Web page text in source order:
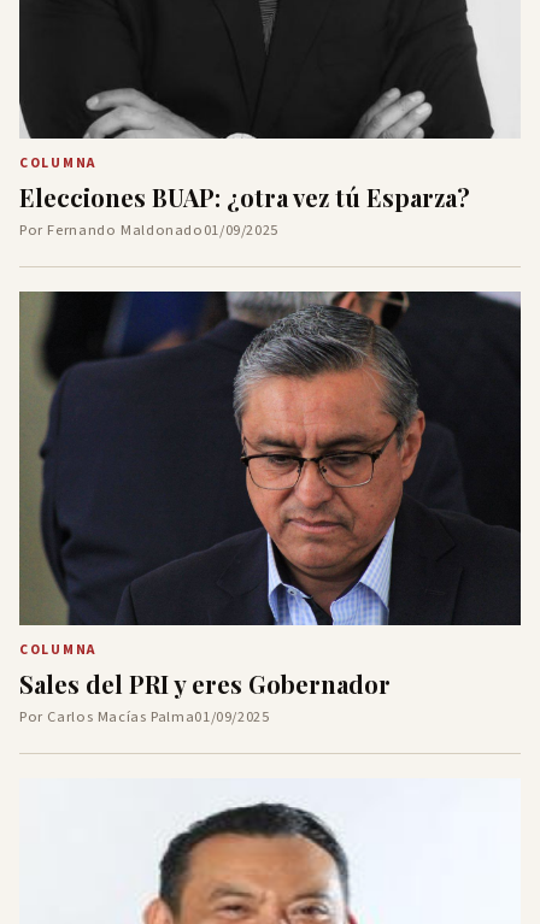
COLUMNA
Elecciones BUAP: ¿otra vez tú Esparza?
Por Fernando Maldonado01/09/2025
COLUMNA
Sales del PRI y eres Gobernador
Por Carlos Macías Palma01/09/2025